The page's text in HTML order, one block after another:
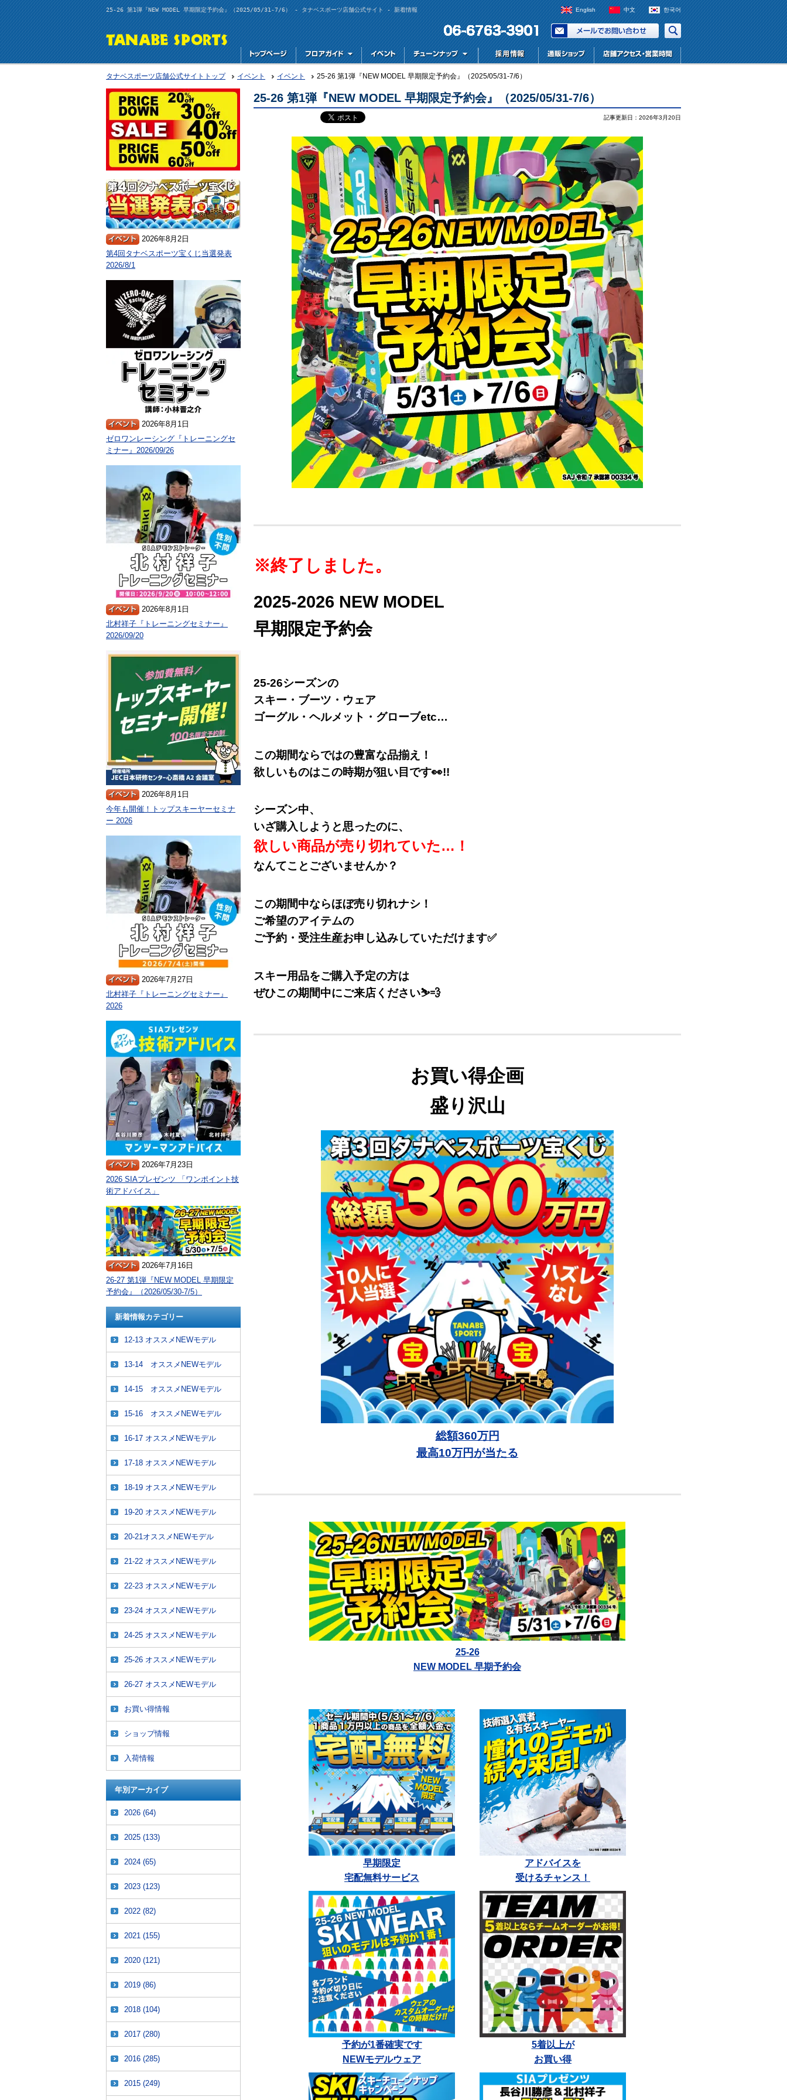
25-26 第1弾『NEW MODEL 早期限定予約会』（2025/05/31-7/6） - タナベスポーツ店舗公式サイト - 新着情報 English 中文 한국어
タナベスポーツ店舗公式サイトトップ イベント イベント 25-26 第1弾『NEW MODEL 早期限定予約会』（2025/05/31-7/6）
25-26 第1弾『NEW MODEL 早期限定予約会』（2025/05/31-7/6）
記事更新日：2026年3月20日
※終了しました。
2025-2026 NEW MODEL
早期限定予約会
25-26シーズンの
スキー・ブーツ・ウェア
ゴーグル・ヘルメット・グローブetc…
この期間ならではの豊富な品揃え！
欲しいものはこの時期が狙い目です👀!!
シーズン中、
いざ購入しようと思ったのに、
欲しい商品が売り切れていた…！
なんてことございませんか？
この期間中ならほぼ売り切れナシ！
ご希望のアイテムの
ご予約・受注生産お申し込みしていただけます✅
スキー用品をご購入予定の方は
ぜひこの期間中にご来店ください⛷💨
お買い得企画
盛り沢山
総額360万円
最高10万円が当たる
25-26
NEW MODEL 早期予約会
早期限定
宅配無料サービス
アドバイスを
受けるチャンス！
予約が1番確実です
NEWモデルウェア
5着以上が
お買い得
2026年8月2日
第4回タナベスポーツ宝くじ当選発表
2026/8/1
2026年8月1日
ゼロワンレーシング『トレーニングセ
ミナー』2026/09/26
2026年8月1日
北村祥子『トレーニングセミナー』
2026/09/20
2026年8月1日
今年も開催！トップスキーヤーセミナ
ー 2026
2026年7月27日
北村祥子『トレーニングセミナー』
2026
2026年7月23日
2026 SIAプレゼンツ 「ワンポイント技
術アドバイス」
2026年7月16日
26-27 第1弾『NEW MODEL 早期限定
予約会』（2026/05/30-7/5）
新着情報カテゴリー
12-13 オススメNEWモデル
13-14 オススメNEWモデル
14-15 オススメNEWモデル
15-16 オススメNEWモデル
16-17 オススメNEWモデル
17-18 オススメNEWモデル
18-19 オススメNEWモデル
19-20 オススメNEWモデル
20-21オススメNEWモデル
21-22 オススメNEWモデル
22-23 オススメNEWモデル
23-24 オススメNEWモデル
24-25 オススメNEWモデル
25-26 オススメNEWモデル
26-27 オススメNEWモデル
お買い得情報
ショップ情報
入荷情報
年別アーカイブ
2026 (64)
2025 (133)
2024 (65)
2023 (123)
2022 (82)
2021 (155)
2020 (121)
2019 (86)
2018 (104)
2017 (280)
2016 (285)
2015 (249)